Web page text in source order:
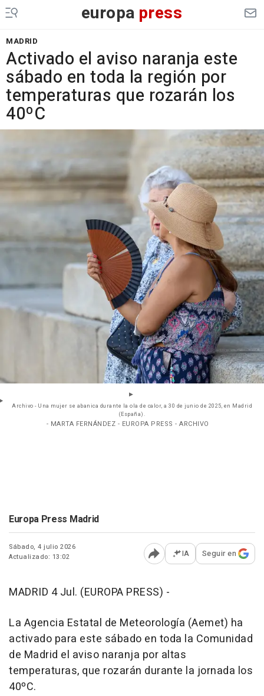
europa press
MADRID
Activado el aviso naranja este
sábado en toda la región por
temperaturas que rozarán los
40ºC
Archivo - Una mujer se abanica durante la ola de calor, a 30 de junio de 2025, en Madrid
(España).
- MARTA FERNÁNDEZ - EUROPA PRESS - ARCHIVO
Europa Press Madrid
Sábado, 4 julio 2026
Actualizado: 13:02
Abrir opciones para
IA Seguir en
MADRID 4 Jul. (EUROPA PRESS) -
La Agencia Estatal de Meteorología (Aemet) ha
activado para este sábado en toda la Comunidad
de Madrid el aviso naranja por altas
temperaturas, que rozarán durante la jornada los
40ºC.